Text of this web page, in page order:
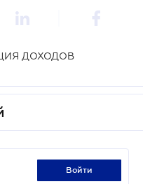
ДОХОДОВ
войти